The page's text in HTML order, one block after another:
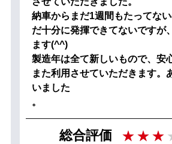
納車からまだ1週間もたってな
だ十分に発揮できてないですが
ます(^^)
製造年は全て新しいもので、安
また利用させていただきます。
いました
。
総合評価